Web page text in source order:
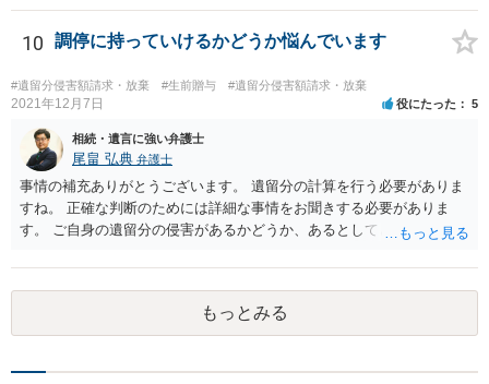
10 調停に持っていけるかどうか悩んでいます
#遺留分侵害額請求・放棄 #生前贈与 #遺留分侵害額請求・放棄
2021年12月7日 役にたった 5
相続・遺言に強い弁護士
尾畠 弘典 弁護士
事情の補充ありがとうございます。 遺留分の計算を行う必要がありま
すね。 正確な判断のためには詳細な事情をお聞きする必要がありま
す。 ご自身の遺留分の侵害があるかどうか、あるとしてどの程度の金
相談されるのが良いと思います。
もっとみる